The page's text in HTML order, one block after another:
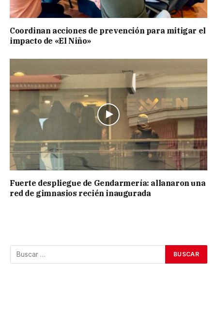
Coordinan acciones de prevención para mitigar el
impacto de «El Niño»
Fuerte despliegue de Gendarmería: allanaron una
red de gimnasios recién inaugurada